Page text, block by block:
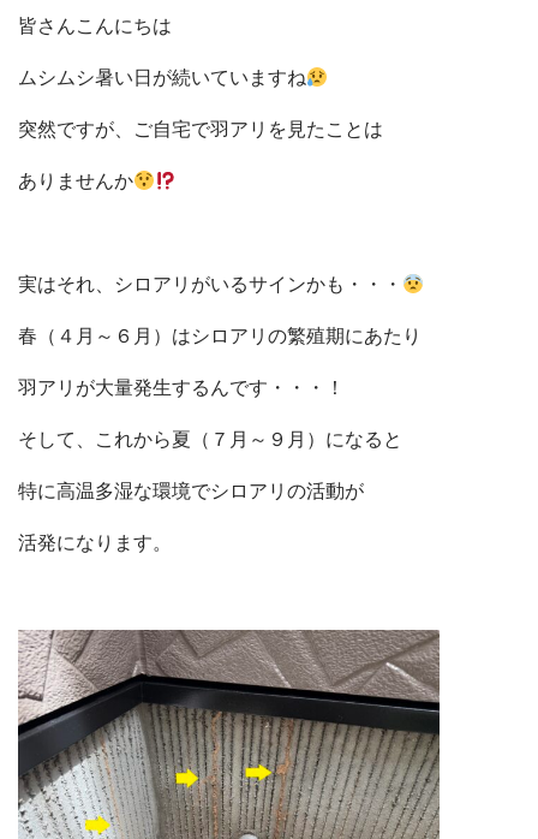
皆さんこんにちは
ムシムシ暑い日が続いていますね
突然ですが、ご自宅で羽アリを見たことは
ありませんか
実はそれ、シロアリがいるサインかも・・・
春（４月～６月）はシロアリの繁殖期にあたり
羽アリが大量発生するんです・・・！
そして、これから夏（７月～９月）になると
特に高温多湿な環境でシロアリの活動が
活発になります。